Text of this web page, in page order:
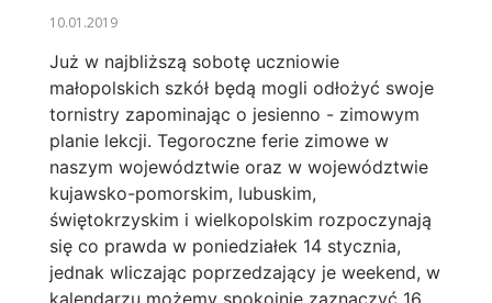
10.01.2019
Już w najbliższą sobotę uczniowie
małopolskich szkół będą mogli odłożyć swoje
tornistry zapominając o jesienno - zimowym
planie lekcji. Tegoroczne ferie zimowe w
naszym województwie oraz w województwie
kujawsko-pomorskim, lubuskim,
świętokrzyskim i wielkopolskim rozpoczynają
się co prawda w poniedziałek 14 stycznia,
jednak wliczając poprzedzający je weekend, w
kalendarzu możemy spokojnie zaznaczyć 16